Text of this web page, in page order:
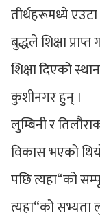
तीर्थहरूमध्ये एउटा
बुद्धले शिक्षा
शिक्षा दिएको
कुशीनगर हुन् ।
लुम्बिनी र
विकास भएको
पछि त्यहा“को
त्यहा“को सभ्यता